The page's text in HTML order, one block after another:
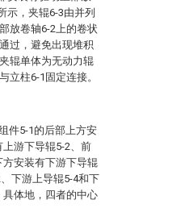
示，夹辊6-3由并列
放卷轴6-2上的卷状
过，避免出现堆积
辊单体为无动力辊
立柱6-1固定连接。
件5-1的后部上方安
游下导辊5-2、前
安装有下游下导辊
下游上导辊5-4和下
体地，四者的中心